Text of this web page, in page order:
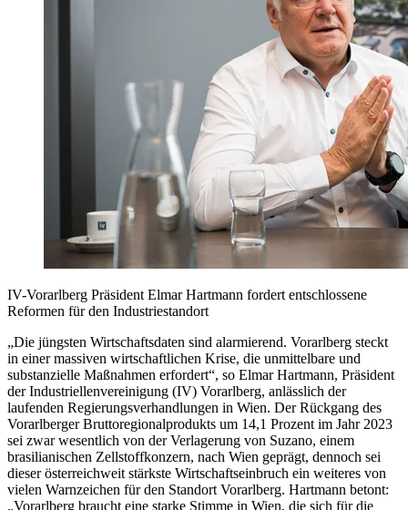
IV-Vorarlberg Präsident Elmar Hartmann fordert entschlossene
Reformen für den Industriestandort
„Die jüngsten Wirtschaftsdaten sind alarmierend. Vorarlberg steckt
in einer massiven wirtschaftlichen Krise, die unmittelbare und
substanzielle Maßnahmen erfordert“, so Elmar Hartmann, Präsident
der Industriellenvereinigung (IV) Vorarlberg, anlässlich der
laufenden Regierungsverhandlungen in Wien. Der Rückgang des
Vorarlberger Bruttoregionalprodukts um 14,1 Prozent im Jahr 2023
sei zwar wesentlich von der Verlagerung von Suzano, einem
brasilianischen Zellstoffkonzern, nach Wien geprägt, dennoch sei
dieser österreichweit stärkste Wirtschaftseinbruch ein weiteres von
vielen Warnzeichen für den Standort Vorarlberg. Hartmann betont:
„Vorarlberg braucht eine starke Stimme in Wien, die sich für die